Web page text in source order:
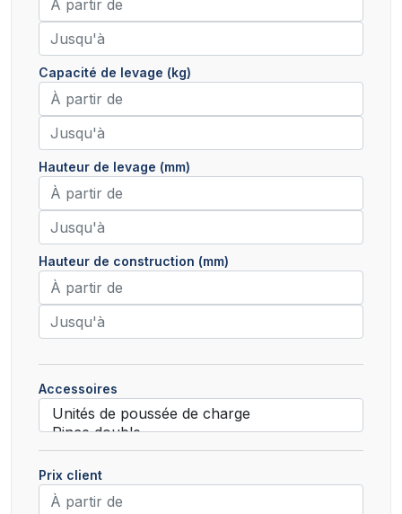
Capacité de levage (kg)
Hauteur de levage (mm)
Hauteur de construction (mm)
Accessoires
Prix client